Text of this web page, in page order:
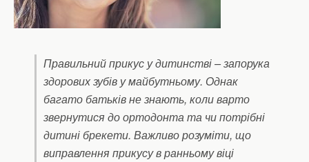
Правильний прикус у дитинстві – запорука
здорових зубів у майбутньому. Однак
багато батьків не знають, коли варто
звернутися до ортодонта та чи потрібні
дитині брекети. Важливо розуміти, що
виправлення прикусу в ранньому віці